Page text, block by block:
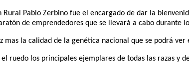
Rural Pablo Zerbino fue el encargado de dar la
de emprendedores que se llevará a cabo
mas la calidad de la genética nacional que se podrá
ruedo los principales ejemplares de todas las razas y